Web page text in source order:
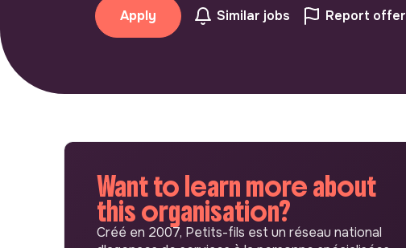
Apply Similar jobs Report offer
Want to learn more about
this organisation?
Créé en 2007, Petits-fils est un réseau national